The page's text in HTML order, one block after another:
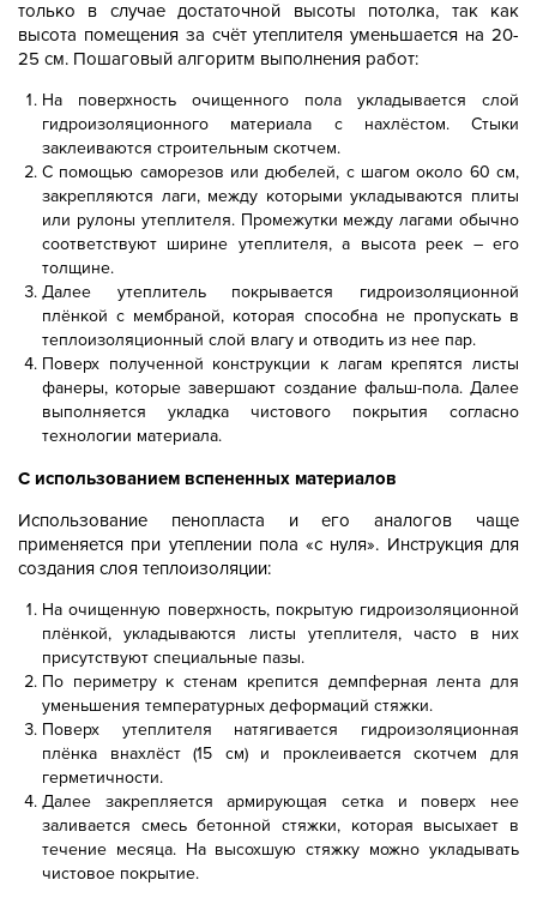
только в случае достаточной высоты потолка, так как
высота помещения за счёт утеплителя уменьшается на 20-
25 см. Пошаговый алгоритм выполнения работ:
На поверхность очищенного пола укладывается слой
гидроизоляционного материала с нахлёстом. Стыки
заклеиваются строительным скотчем.
С помощью саморезов или дюбелей, с шагом около 60 см,
закрепляются лаги, между которыми укладываются плиты
или рулоны утеплителя. Промежутки между лагами обычно
соответствуют ширине утеплителя, а высота реек – его
толщине.
Далее утеплитель покрывается гидроизоляционной
плёнкой с мембраной, которая способна не пропускать в
теплоизоляционный слой влагу и отводить из нее пар.
Поверх полученной конструкции к лагам крепятся листы
фанеры, которые завершают создание фальш-пола. Далее
выполняется укладка чистового покрытия согласно
технологии материала.
С использованием вспененных материалов
Использование пенопласта и его аналогов чаще
применяется при утеплении пола «с нуля». Инструкция для
создания слоя теплоизоляции:
На очищенную поверхность, покрытую гидроизоляционной
плёнкой, укладываются листы утеплителя, часто в них
присутствуют специальные пазы.
По периметру к стенам крепится демпферная лента для
уменьшения температурных деформаций стяжки.
Поверх утеплителя натягивается гидроизоляционная
плёнка внахлёст (15 см) и проклеивается скотчем для
герметичности.
Далее закрепляется армирующая сетка и поверх нее
заливается смесь бетонной стяжки, которая высыхает в
течение месяца. На высохшую стяжку можно укладывать
чистовое покрытие.